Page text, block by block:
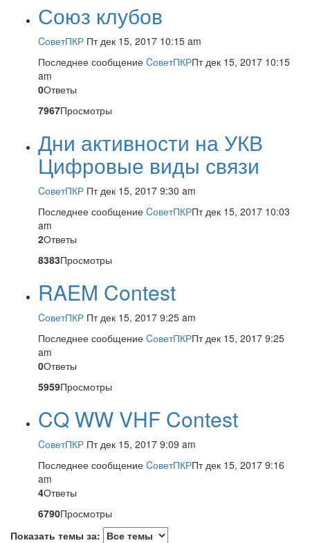
Союз клубов
CоветПКР Пт дек 15, 2017 10:15 am
Последнее сообщение CоветПКРПт дек 15, 2017 10:15
am
0Ответы
7967Просмотры
Дни активности на УКВ
Цифровые виды связи
CоветПКР Пт дек 15, 2017 9:30 am
Последнее сообщение CоветПКРПт дек 15, 2017 10:03
am
2Ответы
8383Просмотры
RAEM Contest
CоветПКР Пт дек 15, 2017 9:25 am
Последнее сообщение CоветПКРПт дек 15, 2017 9:25
am
0Ответы
5959Просмотры
CQ WW VHF Contest
CоветПКР Пт дек 15, 2017 9:09 am
Последнее сообщение CоветПКРПт дек 15, 2017 9:16
am
4Ответы
6790Просмотры
Показать темы за: